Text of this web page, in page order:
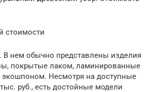
стоимости
В нем обычно представлены изделия
покрытые лаком, ламинированные
экошпоном. Несмотря на доступные
руб., есть достойные модели